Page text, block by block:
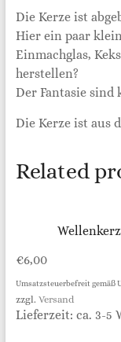
Die Kerze ist
Hier ein paar
Einmachglas,
herstellen?
Der Fantasie sind
Die Kerze ist aus
Related
€6,00
Umsatzsteuerbefreit gemäß
zzgl. Versand
Lieferzeit: ca. 3-5